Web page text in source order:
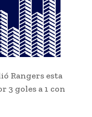
Rangers esta
3 goles a 1 con